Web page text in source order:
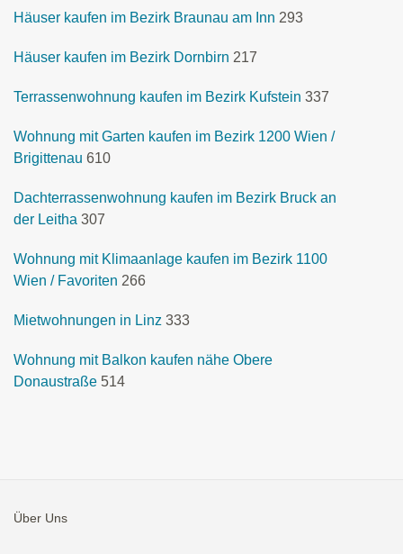
Häuser kaufen im Bezirk Braunau am Inn 293
Häuser kaufen im Bezirk Dornbirn 217
Terrassenwohnung kaufen im Bezirk Kufstein 337
Wohnung mit Garten kaufen im Bezirk 1200 Wien /
Brigittenau 610
Dachterrassenwohnung kaufen im Bezirk Bruck an
der Leitha 307
Wohnung mit Klimaanlage kaufen im Bezirk 1100
Wien / Favoriten 266
Mietwohnungen in Linz 333
Wohnung mit Balkon kaufen nähe Obere
Donaustraße 514
Über Uns